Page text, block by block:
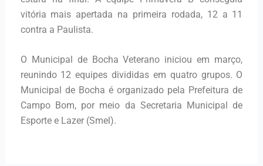
vitória mais apertada na primeira rodada, 12 a 11
contra a Paulista.
O Municipal de Bocha Veterano iniciou em março,
reunindo 12 equipes divididas em quatro grupos. O
Municipal de Bocha é organizado pela Prefeitura de
Campo Bom, por meio da Secretaria Municipal de
Esporte e Lazer (Smel).